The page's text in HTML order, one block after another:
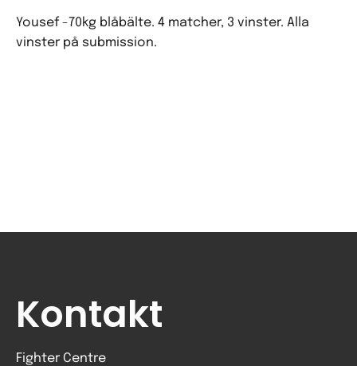
Yousef -70kg blåbälte. 4 matcher, 3 vinster. Alla
vinster på submission.
Kontakt
Fighter Centre